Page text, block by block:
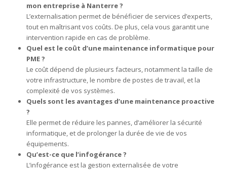
mon entreprise à Nanterre ?
L’externalisation permet de bénéficier de services d’experts,
tout en maîtrisant vos coûts. De plus, cela vous garantit une
intervention rapide en cas de problème.
Quel est le coût d’une maintenance informatique pour
PME ?
Le coût dépend de plusieurs facteurs, notamment la taille de
votre infrastructure, le nombre de postes de travail, et la
complexité de vos systèmes.
Quels sont les avantages d’une maintenance proactive
?
Elle permet de réduire les pannes, d’améliorer la sécurité
informatique, et de prolonger la durée de vie de vos
équipements.
Qu’est-ce que l’infogérance ?
L’infogérance est la gestion externalisée de votre